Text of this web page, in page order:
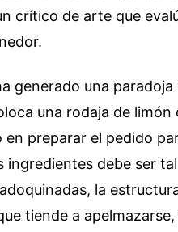
crítico de arte que
generado una paradoja
una rodaja de limón
preparar el pedido
debe ser
la
tiende a